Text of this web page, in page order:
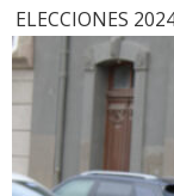
ELECCIONES